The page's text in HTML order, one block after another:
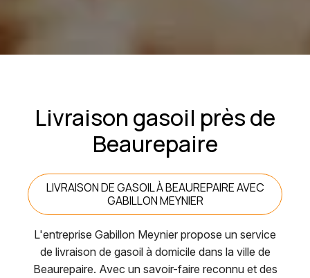
Livraison gasoil près de
Beaurepaire
LIVRAISON DE GASOIL À BEAUREPAIRE AVEC
GABILLON MEYNIER
L'entreprise Gabillon Meynier propose un service
de livraison de gasoil à domicile dans la ville de
Beaurepaire. Avec un savoir-faire reconnu et des